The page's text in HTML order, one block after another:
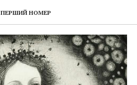
ПЕРШИЙ НОМЕР